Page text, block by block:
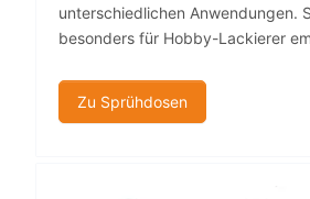
unterschiedlichen Anwendungen.
besonders für Hobby-Lackierer
Zu Sprühdosen